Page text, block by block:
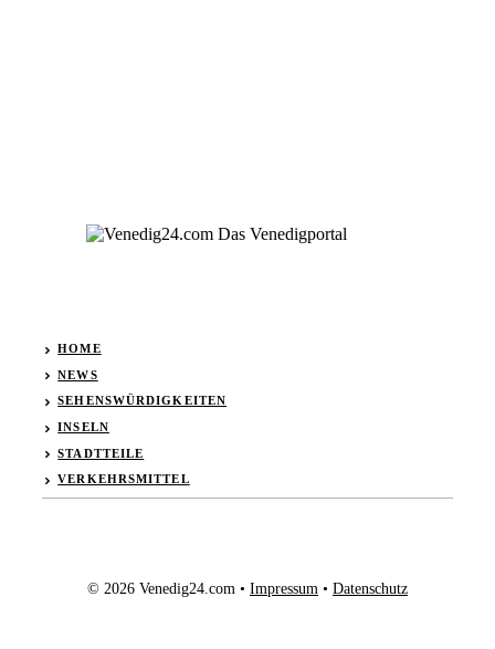
HOME
NEWS
SEHENSWÜRDIGKEITEN
INSELN
STADTTEILE
VERKEHRSMITTEL
© 2026 Venedig24.com • Impressum • Datenschutz